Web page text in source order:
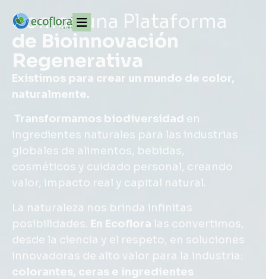
Somos una Plataforma
de Bioinnovación
Regenerativa
Existimos para crear un mundo de color,
naturalmente.
Transformamos biodiversidad en
ingredientes naturales para las industrias
globales de alimentos, bebidas,
cosméticos y cuidado personal, creando
valor, impacto real y capital natural.
La naturaleza nos brinda infinitas
posibilidades. En Ecoflora las convertimos,
desde la ciencia y el respeto, en soluciones
innovadoras de alto valor para la industria:
colorantes, ceras e ingredientes